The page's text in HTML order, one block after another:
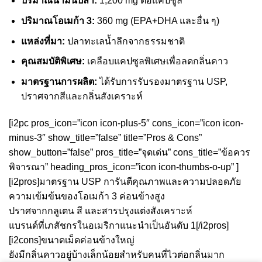
ปริมาณโอเมก้า 3: 360 mg (EPA+DHA และอื่น ๆ)
แหล่งที่มา: ปลาทะเลน้ำลึกจากธรรมชาติ
คุณสมบัติพิเศษ: เคลือบแคปซูลพิเศษเพื่อลดกลิ่นคาว
มาตรฐานการผลิต: ได้รับการรับรองมาตรฐาน USP,
ปราศจากสีและกลิ่นสังเคราะห์
[i2pc pros_icon=”icon icon-plus-5″ cons_icon=”icon icon-
minus-3″ show_title=”false” title=”Pros & Cons”
show_button=”false” pros_title=”จุดเด่น” cons_title=”ข้อควร
พิจารณา” heading_pros_icon=”icon icon-thumbs-o-up” ]
[i2pros]มาตรฐาน USP การันตีคุณภาพและความปลอดภัย
ความเข้มข้นของโอเมก้า 3 ค่อนข้างสูง
ปราศจากกลูเตน สี และสารปรุงแต่งสังเคราะห์
แบรนด์ที่เภสัชกรในอเมริกาแนะนำเป็นอันดับ 1[/i2pros]
[i2cons]ขนาดเม็ดค่อนข้างใหญ่
ยังมีกลิ่นคาวอยู่บ้างเล็กน้อยสำหรับคนที่ไวต่อกลิ่นมาก